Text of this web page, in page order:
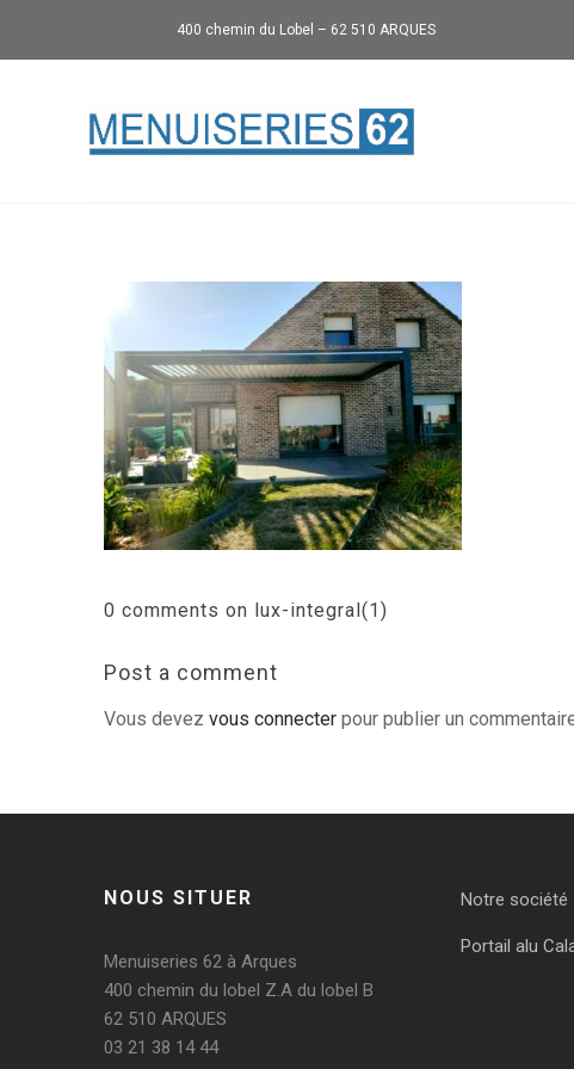
400 chemin du Lobel – 62 510 ARQUES
0 comments on lux-integral(1)
Post a comment
Vous devezvous connecter pour publier un
NOUS SITUER
Menuiseries 62 à Arques
400 chemin du lobel Z.A du lobel B
62 510 ARQUES
03 21 38 14 44
Notre société
Portail alu